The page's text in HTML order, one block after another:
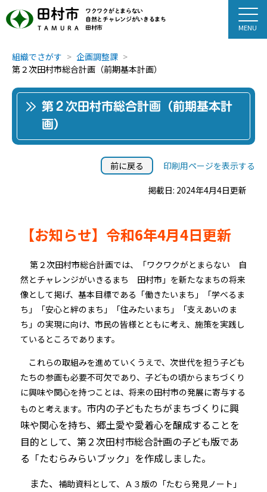
田村市
TAMURA
ワクワクがとまらない
自然とチャレンジがいきるまち
田村市
組織でさがす
企画調整課
第２次田村市総合計画（前期基本計画）
第２次田村市総合計画（前期基本計
画）
前に戻る 印刷用ページを表示する
掲載日: 2024年4月4日更新
【お知らせ】令和6年4月4日更新
第２次田村市総合計画では、「ワクワクがとまらない 自
然とチャレンジがいきるまち 田村市」を新たなまちの将来
像として掲げ、基本目標である「働きたいまち」「学べるま
ち」「安心と絆のまち」「住みたいまち」「支えあいのま
ち」の実現に向け、市民の皆様とともに考え、施策を実践し
ているところであります。
これらの取組みを進めていくうえで、次世代を担う子ども
たちの参画も必要不可欠であり、子どもの頃からまちづくり
に興味や関心を持つことは、将来の田村市の発展に寄与する
ものと考えます。 市内の子どもたちがまちづくりに興
味や関心を持ち、郷土愛や愛着心を醸成することを
目的として、第２次田村市総合計画の子ども版であ
る「たむらみらいブック」を作成しました。
また、 補助資料として、Ａ３版の「たむら発見ノート」